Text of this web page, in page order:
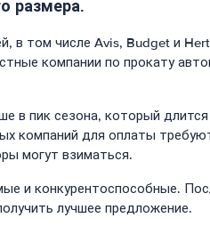
размера.
в том числе Avis, Budget и
компании по прокату
в пик сезона, который
компаний для оплаты
могут взиматься.
и конкурентоспособные.
лучшее предложение.